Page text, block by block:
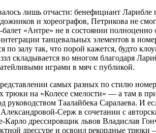
лишь отчасти: бенефициант
и хореографов, Петрикова не
«Антре» не в состоянии полноценно
танцевальных элементов в
залу так, что порой кажется, будто
складывается во многом благодаря
играми в мяч с публикой.
самых разных по стилю
на «Колесе смелости» — а там в
Таалайбека Саралаева. И
Серж в сочетании с
дрессировщик львов Владислав
дрессуре и освоил рекордные